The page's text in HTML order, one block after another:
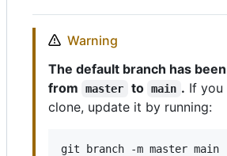
Warning
The default branch has
from
master to main . If you
clone, update it by running:
git branch -m master main